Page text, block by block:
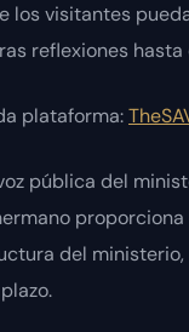
los visitantes
reflexiones hasta
plataforma:
pública del
del ministerio,